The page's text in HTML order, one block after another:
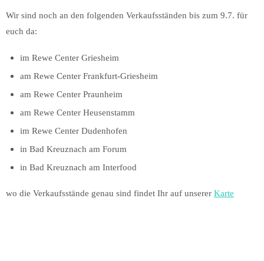
Wir sind noch an den folgenden Verkaufsständen bis zum 9.7. für
euch da:
im Rewe Center Griesheim
am Rewe Center Frankfurt-Griesheim
am Rewe Center Praunheim
am Rewe Center Heusenstamm
im Rewe Center Dudenhofen
in Bad Kreuznach am Forum
in Bad Kreuznach am Interfood
wo die Verkaufsstände genau sind findet Ihr auf unserer Karte